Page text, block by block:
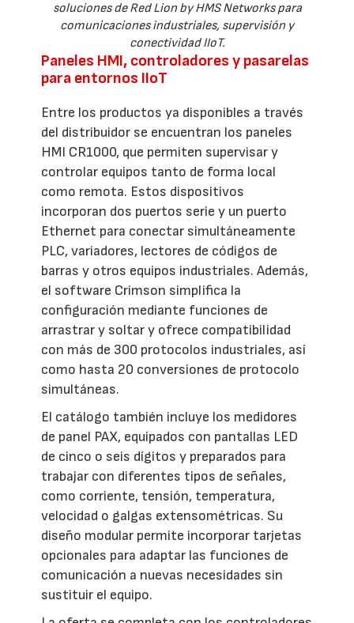
soluciones de Red Lion by HMS Networks para
comunicaciones industriales, supervisión y
conectividad IIoT.
Paneles HMI, controladores y pasarelas
para entornos IIoT
Entre los productos ya disponibles a través
del distribuidor se encuentran los paneles
HMI CR1000, que permiten supervisar y
controlar equipos tanto de forma local
como remota. Estos dispositivos
incorporan dos puertos serie y un puerto
Ethernet para conectar simultáneamente
PLC, variadores, lectores de códigos de
barras y otros equipos industriales. Además,
el software Crimson simplifica la
configuración mediante funciones de
arrastrar y soltar y ofrece compatibilidad
con más de 300 protocolos industriales, así
como hasta 20 conversiones de protocolo
simultáneas.
El catálogo también incluye los medidores
de panel PAX, equipados con pantallas LED
de cinco o seis dígitos y preparados para
trabajar con diferentes tipos de señales,
como corriente, tensión, temperatura,
velocidad o galgas extensométricas. Su
diseño modular permite incorporar tarjetas
opcionales para adaptar las funciones de
comunicación a nuevas necesidades sin
sustituir el equipo.